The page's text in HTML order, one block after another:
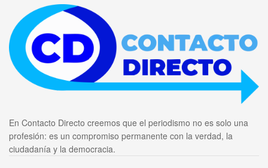
En Contacto Directo creemos que el periodismo no es solo una
profesión: es un compromiso permanente con la verdad, la
ciudadanía y la democracia.